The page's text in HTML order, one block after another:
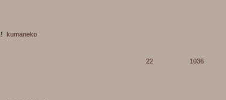
kumaneko
22 1036